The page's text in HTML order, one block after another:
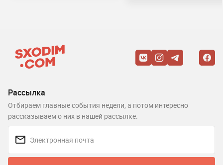
Рассылка
Отбираем главные события недели, а потом интересно
рассказываем о них в нашей рассылке.